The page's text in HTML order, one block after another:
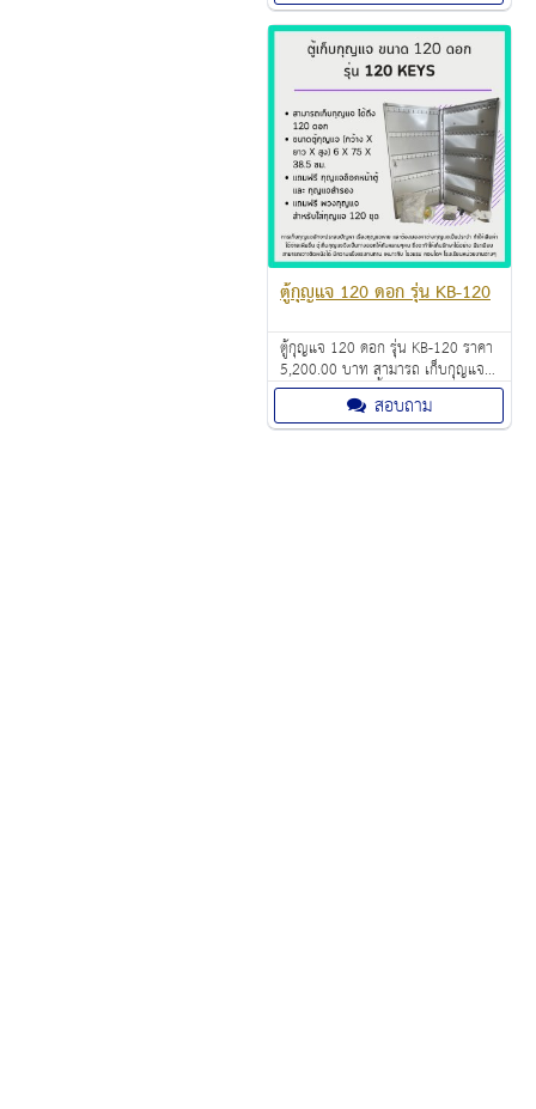
380 x 60 มม.
ตู้กุญแจ 120 ดอก รุ่น KB-120
ตู้กุญแจ 120 ดอก รุ่น KB-120 ราคา
5,200.00 บาท สามารถ เก็บกุญแจ
ได้ถึง 120 ดอก น้ำหนัก 11.2
สอบถาม